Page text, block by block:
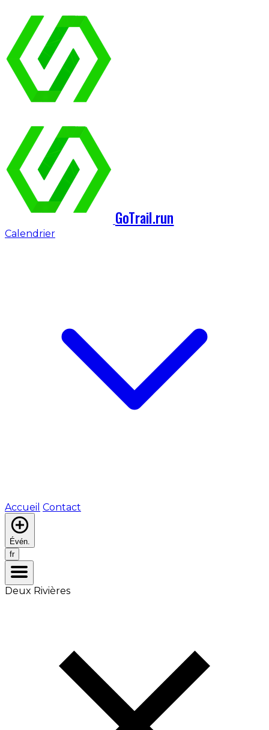
GoTrail.run
Calendrier
Accueil Contact
Évén.
fr
Deux Rivières